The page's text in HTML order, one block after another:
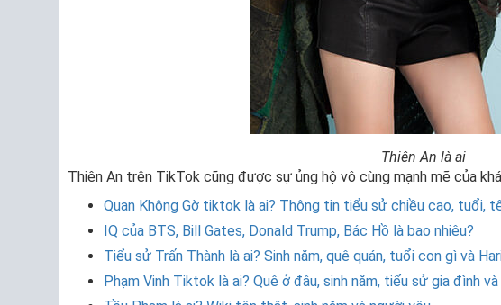
Thiên An là ai
Thiên An trên TikTok cũng được sự ủng hộ vô cùng mạnh mẽ của
Quan Không Gờ tiktok là ai? Thông tin tiểu sử chiều cao, tuổi,
IQ của BTS, Bill Gates, Donald Trump, Bác Hồ là bao nhiêu?
Tiểu sử Trấn Thành là ai? Sinh năm, quê quán, tuổi con gì và
Phạm Vinh Tiktok là ai? Quê ở đâu, sinh năm, tiểu sử gia đình